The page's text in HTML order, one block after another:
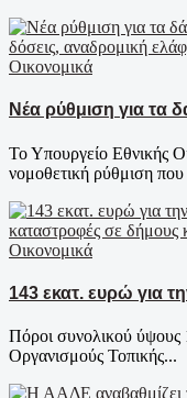
Οικονομικά
Νέα ρύθμιση για τα
Το Υπουργείο Εθνικής
νομοθετική ρύθμιση
Οικονομικά
143 εκατ. ευρώ για
Πόροι συνολικού ύψους
Οργανισμούς Τοπικής...